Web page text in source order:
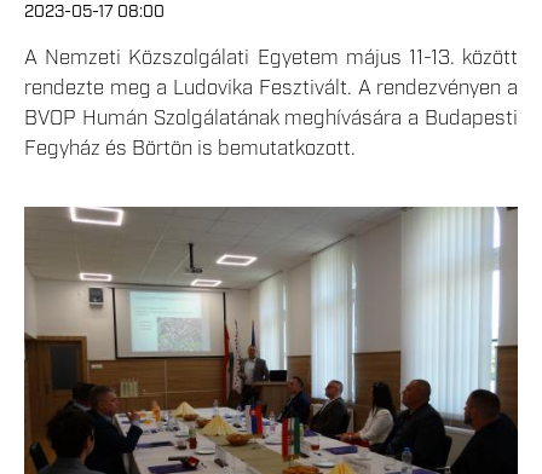
2023-05-17 08:00
A Nemzeti Közszolgálati Egyetem május 11-13. között
rendezte meg a Ludovika Fesztivált. A rendezvényen a
BVOP Humán Szolgálatának meghívására a Budapesti
Fegyház és Börtön is bemutatkozott.